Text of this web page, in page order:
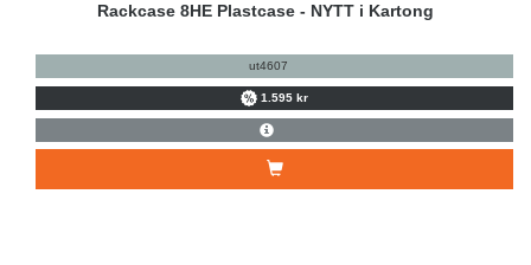
Rackcase 8HE Plastcase - NYTT i Kartong
ut4607
1.595 kr